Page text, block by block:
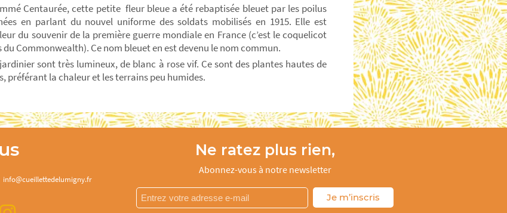
Centaurée, cette petite fleur bleue a été rebaptisée bleuet par les poilus
en parlant du nouvel uniforme des soldats mobilisés en 1915. Elle est
du souvenir de la première guerre mondiale en France (c’est le coquelicot
du Commonwealth). Ce nom bleuet en est devenu le nom commun.
sont très lumineux, de blanc à rose vif. Ce sont des plantes hautes de
préférant la chaleur et les terrains peu humides.
info@cueillettedelumigny.fr
Ne ratez plus rien,
Abonnez-vous à notre newsletter
Je m’inscris